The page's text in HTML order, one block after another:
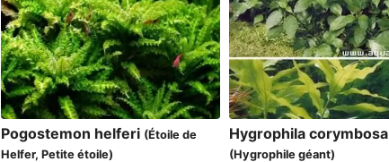
Pogostemon helferi (Étoile de
Helfer, Petite étoile)
Hygrophila corymbosa
(Hygrophile géant)